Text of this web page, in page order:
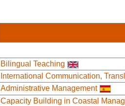
Bilingual Teaching
International Communication,
Administrative Management
Capacity Building in Coastal